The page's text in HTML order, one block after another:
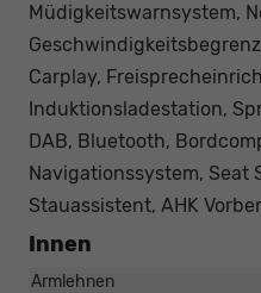
Müdigkeitswarnsystem,
Carplay,
Induktionsladestation,
DAB, Bluetooth,
Navigationssystem, Seat
Stauassistent, AHK
Innen
Armlehnen